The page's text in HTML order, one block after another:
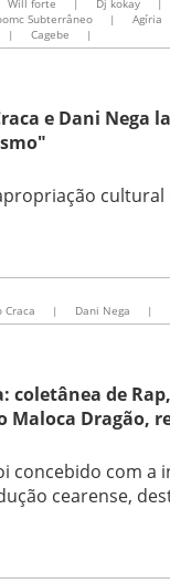
Will forte | Dj kokay |
Subterrâneo | Agíria
| Cagebe |
e Dani Nega
cultural
Craca | Dani Nega |
coletânea de
Maloca Dragão,
concebido com a
cearense,